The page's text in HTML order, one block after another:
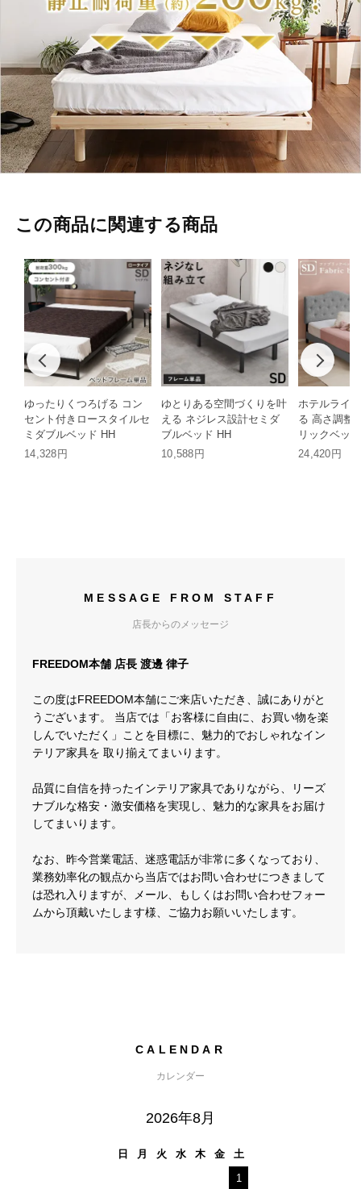
この商品に関連する商品
ゆったりくつろげる コン
セント付きロースタイルセ
ミダブルベッド HH
14,328円
ゆとりある空間づくりを叶
える ネジレス設計セミダ
ブルベッド HH
10,588円
ホテルライ
る 高さ調整
リックベッ
HH
24,420円
MESSAGE FROM STAFF
店長からのメッセージ
FREEDOM本舗 店長 渡邊 律子
この度はFREEDOM本舗にご来店いただき、誠にありがと
うございます。 当店では「お客様に自由に、お買い物を楽
しんでいただく」ことを目標に、魅力的でおしゃれなイン
テリア家具を 取り揃えてまいります。
品質に自信を持ったインテリア家具でありながら、リーズ
ナブルな格安・激安価格を実現し、魅力的な家具をお届け
してまいります。
なお、昨今営業電話、迷惑電話が非常に多くなっており、
業務効率化の観点から当店ではお問い合わせにつきまして
は恐れ入りますが、メール、もしくはお問い合わせフォー
ムから頂戴いたします様、ご協力お願いいたします。
CALENDAR
カレンダー
2026年8月
日 月 火 水 木 金
土
1